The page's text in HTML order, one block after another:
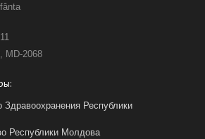
MD-2068
Здравоохранения Республики
Республики Молдова